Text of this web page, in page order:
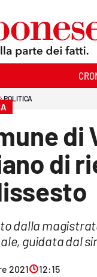
POLITICA
di
di
dalla
guidata dal
2021 12:15